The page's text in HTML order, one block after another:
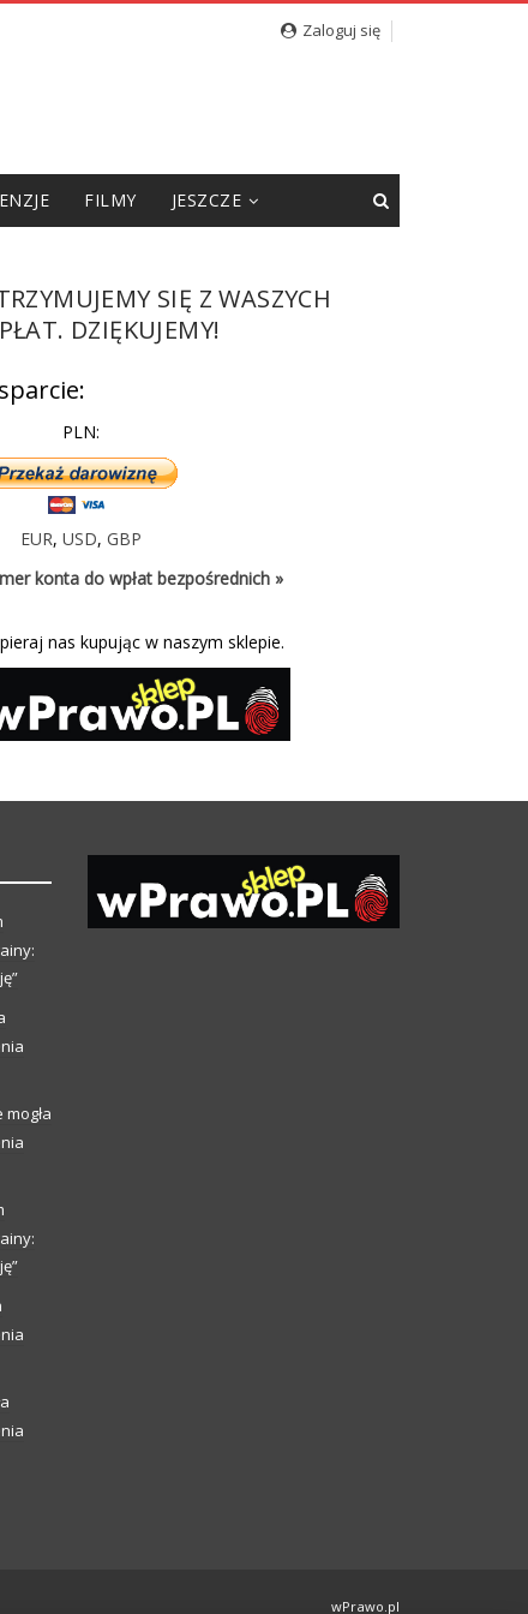
Zaloguj się
FILMY JESZCZE
SIĘ Z WASZYCH
DZIĘKUJEMY!
PLN:
EUR,USD,GBP
konta do wpłat bezpośrednich »
nas kupując w naszym sklepie.
mogła
wPrawo.pl